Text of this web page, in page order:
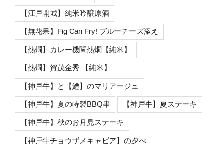
【江戸開城】純米吟醸原酒
【無花果】Fig Can Fry! ブルーチーズ添え
【熱燗】カレー機関熱燗【純米】
【熱燗】賀茂金秀 【純米】
【神戸牛】と【鱧】のマリアージュ
【神戸牛】夏の特製BBQ串 【神戸牛】夏ステーキ
【神戸牛】秋のお月見ステーキ
【神戸牛チョウザメキャビア】の夕べ